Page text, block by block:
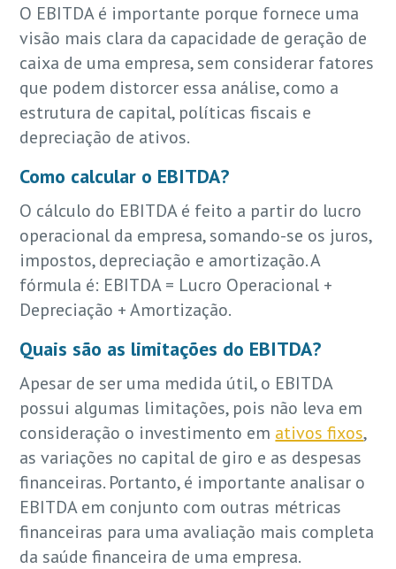
O EBITDA é importante porque fornece uma
visão mais clara da capacidade de geração de
caixa de uma empresa, sem considerar fatores
que podem distorcer essa análise, como a
estrutura de capital, políticas fiscais e
depreciação de ativos.
Como calcular o EBITDA?
O cálculo do EBITDA é feito a partir do lucro
operacional da empresa, somando-se os juros,
impostos, depreciação e amortização. A
fórmula é: EBITDA = Lucro Operacional +
Depreciação + Amortização.
Quais são as limitações do EBITDA?
Apesar de ser uma medida útil, o EBITDA
possui algumas limitações, pois não leva em
consideração o investimento em ativos fixos,
as variações no capital de giro e as despesas
financeiras. Portanto, é importante analisar o
EBITDA em conjunto com outras métricas
financeiras para uma avaliação mais completa
da saúde financeira de uma empresa.